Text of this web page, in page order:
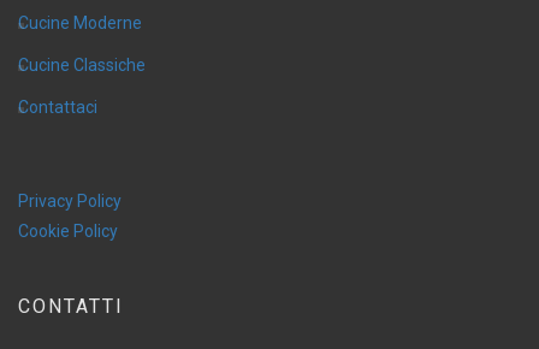
Cucine Moderne
Cucine Classiche
Contattaci
Privacy Policy
Cookie Policy
CONTATTI